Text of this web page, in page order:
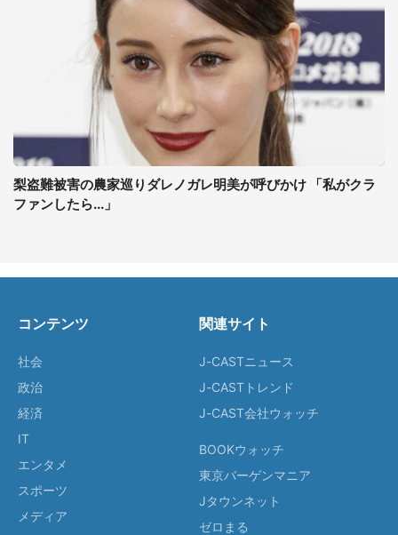
梨盗難被害の農家巡りダレノガレ明美が呼びかけ 「私がクラ
ファンしたら...」
コンテンツ
社会
政治
経済
IT
エンタメ
スポーツ
メディア
関連サイト
J-CASTニュース
J-CASTトレンド
J-CAST会社ウォッチ
BOOKウォッチ
東京バーゲンマニア
Jタウンネット
ゼロまる